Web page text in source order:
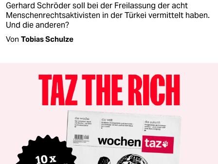
Gerhard Schröder soll bei der Freilassung der acht
Menschenrechtsaktivisten in der Türkei vermittelt haben.
Und die anderen?
Von Tobias Schulze